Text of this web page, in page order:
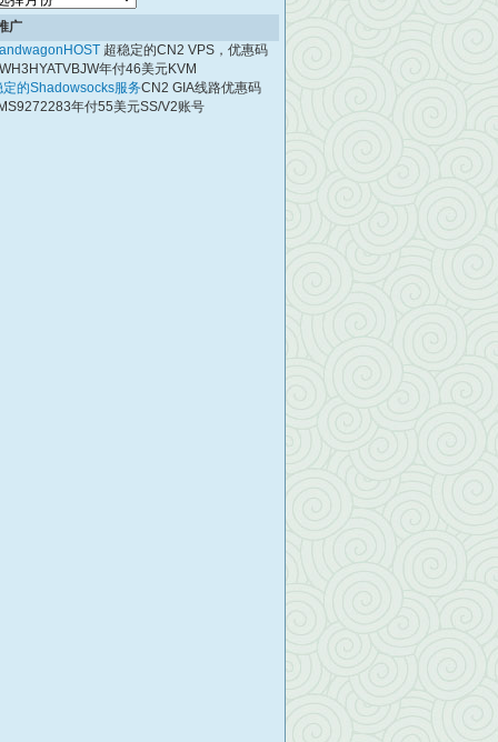
广
超稳定的CN2 VPS，优惠码
年付46美元KVM
定的Shadowsocks服务CN2 GIA线路优惠码
年付55美元SS/V2账号